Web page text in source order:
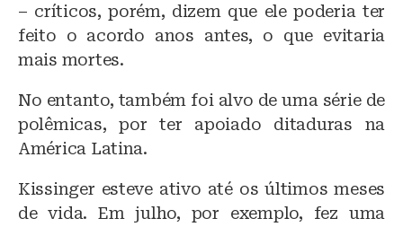
– críticos, porém, dizem que ele poderia ter
feito o acordo anos antes, o que evitaria
mais mortes.
No entanto, também foi alvo de uma série de
polêmicas, por ter apoiado ditaduras na
América Latina.
Kissinger esteve ativo até os últimos meses
de vida. Em julho, por exemplo, fez uma